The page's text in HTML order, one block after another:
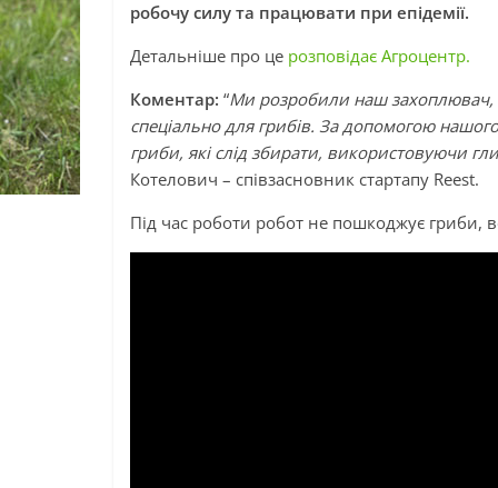
робочу силу та працювати при епідемії.
Детальніше про це розповідає Агроцентр.
Коментар: “Ми розробили наш захоплювач,
спеціально для грибів. За допомогою
гриби, які слід збирати, використовуючи
Котелович – співзасновник стартапу Reest.
Під час роботи робот не пошкоджує гриби,